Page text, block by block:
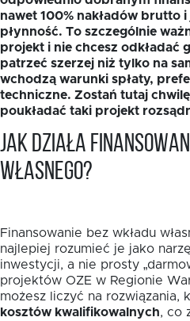
nawet 100% nakładów brutto
płynność. To szczególnie
projekt i nie chcesz odkładać
patrzeć szerzej niż tylko na
wchodzą warunki spłaty,
techniczne. Zostań tutaj
poukładać taki projekt
Jak działa
własnego?
Finansowanie bez wkładu
najlepiej rozumieć je jako
inwestycji, a nie prosty
projektów OZE w Regionie
możesz liczyć na rozwiązania,
kosztów kwalifikowalnych, co